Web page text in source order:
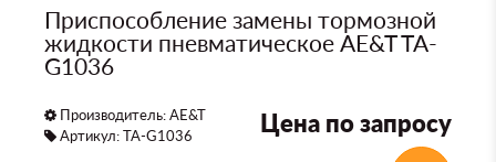
Приспособление замены тормозной
жидкости пневматическое AE&T TA-
G1036
Производитель:AE&T
Артикул: TA-G1036
Цена по запросу